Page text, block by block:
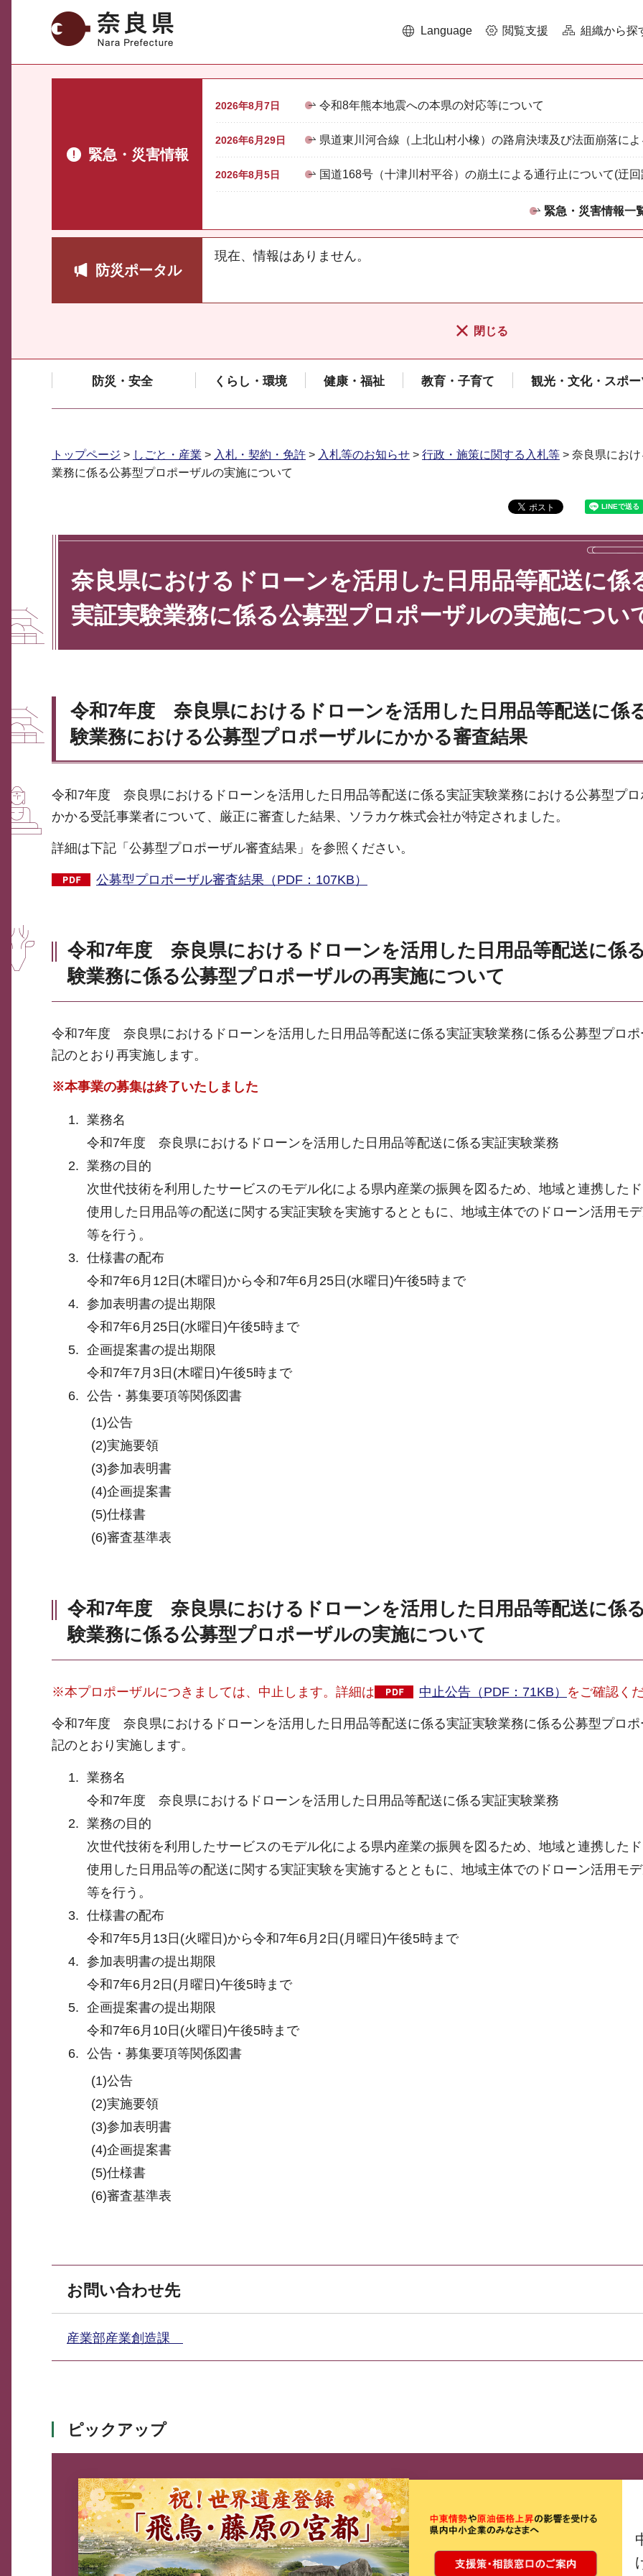
奈良県 Language 閲覧支援 組織から探
緊急・災害情報
2026年8月7日 令和8年熊本地震への本県の対応等について
2026年6月29日 県道東川河合線（上北山村小橡）の路肩決壊及び法面崩落に
2026年8月5日 国道168号（十津川村平谷）の崩土による通行止について(迂
緊急・災害情報一
防災ポータル
現在、情報はありません。
閉じる
防災・安全 くらし・環境 健康・福祉 教育・子育て 観光・文化・スポー
トップページ > しごと・産業 > 入札・契約・免許 > 入札等のお知らせ > 行政・施策に関する入札等 > 奈良県にお
業務に係る公募型プロポーザルの実施について
奈良県におけるドローンを活用した日用品等配送に係
実証実験業務に係る公募型プロポーザルの実施につい
令和7年度 奈良県におけるドローンを活用した日用品等配送に係
験業務における公募型プロポーザルにかかる審査結果
令和7年度 奈良県におけるドローンを活用した日用品等配送に係る実証実験業務における公募型プロ
かかる受託事業者について、厳正に審査した結果、ソラカケ株式会社が特定されました。
詳細は下記「公募型プロポーザル審査結果」を参照ください。
公募型プロポーザル審査結果（PDF：107KB）
令和7年度 奈良県におけるドローンを活用した日用品等配送に係
験業務に係る公募型プロポーザルの再実施について
令和7年度 奈良県におけるドローンを活用した日用品等配送に係る実証実験業務に係る公募型プロポ
記のとおり再実施します。
※本事業の募集は終了いたしました
業務名
令和7年度 奈良県におけるドローンを活用した日用品等配送に係る実証実験業務
業務の目的
次世代技術を利用したサービスのモデル化による県内産業の振興を図るため、地域と連携した
使用した日用品等の配送に関する実証実験を実施するとともに、地域主体でのドローン活用モ
等を行う。
仕様書の配布
令和7年6月12日(木曜日)から令和7年6月25日(水曜日)午後5時まで
参加表明書の提出期限
令和7年6月25日(水曜日)午後5時まで
企画提案書の提出期限
令和7年7月3日(木曜日)午後5時まで
公告・募集要項等関係図書
(1)公告
(2)実施要領
(3)参加表明書
(4)企画提案書
(5)仕様書
(6)審査基準表
令和7年度 奈良県におけるドローンを活用した日用品等配送に係
験業務に係る公募型プロポーザルの実施について
※本プロポーザルにつきましては、中止します。詳細は 中止公告（PDF：71KB） をご確認く
令和7年度 奈良県におけるドローンを活用した日用品等配送に係る実証実験業務に係る公募型プロポ
記のとおり実施します。
業務名
令和7年度 奈良県におけるドローンを活用した日用品等配送に係る実証実験業務
業務の目的
次世代技術を利用したサービスのモデル化による県内産業の振興を図るため、地域と連携した
使用した日用品等の配送に関する実証実験を実施するとともに、地域主体でのドローン活用モ
等を行う。
仕様書の配布
令和7年5月13日(火曜日)から令和7年6月2日(月曜日)午後5時まで
参加表明書の提出期限
令和7年6月2日(月曜日)午後5時まで
企画提案書の提出期限
令和7年6月10日(火曜日)午後5時まで
公告・募集要項等関係図書
(1)公告
(2)実施要領
(3)参加表明書
(4)企画提案書
(5)仕様書
(6)審査基準表
お問い合わせ先
産業部産業創造課
ピックアップ